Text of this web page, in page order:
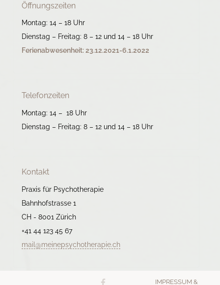
Öffnungszeiten
Montag: 14 – 18 Uhr
Dienstag – Freitag: 8 – 12 und 14 – 18 Uhr
Ferienabwesenheit: 23.12.2021-6.1.2022
Telefonzeiten
Montag: 14 – 18 Uhr
Dienstag – Freitag: 8 – 12 und 14 – 18 Uhr
Kontakt
Praxis für Psychotherapie
Bahnhofstrasse 1
CH - 8001 Zürich
+41 44 123 45 67
mail@meinepsychotherapie.ch
IMPRESSUM &